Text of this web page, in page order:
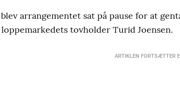
arrangementet sat på pause for at
tovholder Turid Joensen.
ARTIKLEN FORTSÆTTER